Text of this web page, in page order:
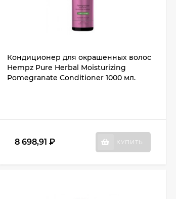
Кондиционер для окрашенных волос
Hempz Pure Herbal Moisturizing
Pomegranate Conditioner 1000 мл.
8 698,91 ₽ КУПИТЬ